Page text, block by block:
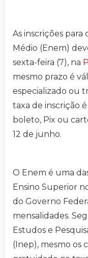
As inscrições para
Médio (Enem)
sexta-feira (7), na
mesmo prazo é
especializado ou
taxa de inscrição
boleto, Pix ou
12 de junho.
O Enem é uma
Ensino Superior
do Governo
mensalidades.
Estudos e
(Inep), mesmo os